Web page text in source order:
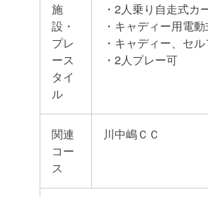
施
設・
プレ
ース
タイ
ル
・2人乗り自走式カ
・キャディー用電
・キャディー、セ
・2人プレー可
関連
コー
ス
川中嶋ＣＣ